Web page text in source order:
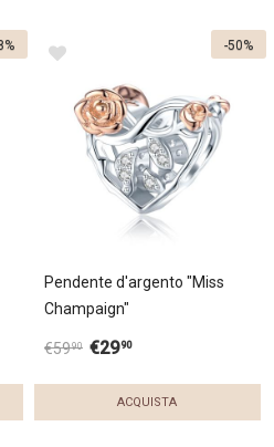
Pendente d'argento "Miss
Champaign"
€5990 €2990
ACQUISTA
-50%